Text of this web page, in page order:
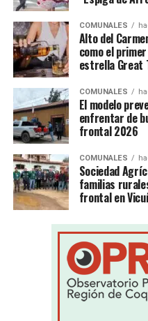
COMUNALES
Alto del
como el
estrella Great
COMUNALES
El modelo
enfrentar de
frontal 2026
COMUNALES
Sociedad
familias
frontal en